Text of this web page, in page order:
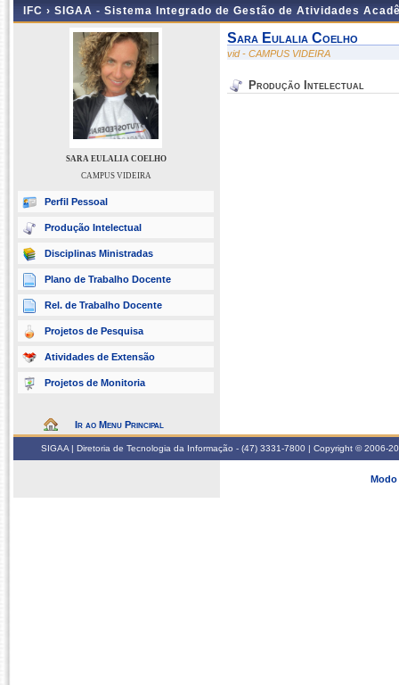
IFC › SIGAA - Sistema Integrado de Gestão de Atividades
SARA EULALIA COELHO
CAMPUS VIDEIRA
Perfil Pessoal
Produção Intelectual
Disciplinas Ministradas
Plano de Trabalho Docente
Rel. de Trabalho Docente
Projetos de Pesquisa
Atividades de Extensão
Projetos de Monitoria
Ir ao Menu Principal
Sara Eulalia Coelho
vid - CAMPUS VIDEIRA
Produção Intelectual
SIGAA | Diretoria de Tecnologia da Informação - (47) 3331-7800 | Copyright © 2006-
Modo